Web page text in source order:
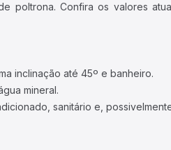
Confira os valores
inclinação até 45º e banheiro.
mineral.
sanitário e,